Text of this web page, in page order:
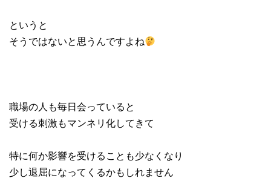
というと
そうではないと思うんですよね
職場の人も毎日会っていると
受ける刺激もマンネリ化してきて
特に何か影響を受けることも少なくなり
少し退屈になってくるかもしれません